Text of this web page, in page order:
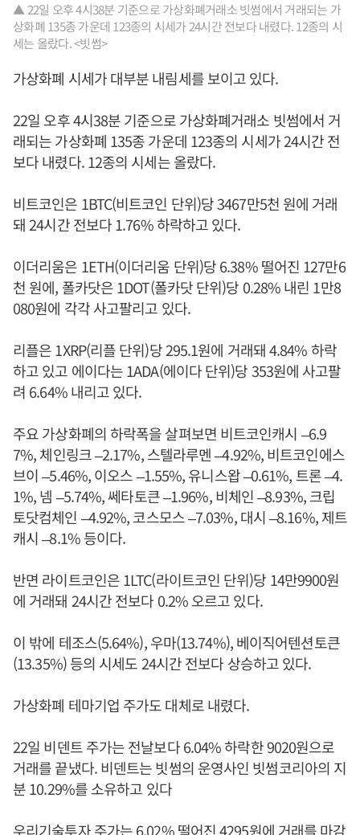
▲ 22일 오후 4시38분 기준으로 가상화폐거래소 빗썸에서 거래되는 가
상화폐 135종 가운데 123종의 시세가 24시간 전보다 내렸다. 12종의 시
세는 올랐다. <빗썸>
가상화폐 시세가 대부분 내림세를 보이고 있다.
22일 오후 4시38분 기준으로 가상화폐거래소 빗썸에서 거
래되는 가상화폐 135종 가운데 123종의 시세가 24시간 전
보다 내렸다. 12종의 시세는 올랐다.
비트코인은 1BTC(비트코인 단위)당 3467만5천 원에 거래
돼 24시간 전보다 1.76% 하락하고 있다.
이더리움은 1ETH(이더리움 단위)당 6.38% 떨어진 127만6
천 원에, 폴카닷은 1DOT(폴카닷 단위)당 0.28% 내린 1만8
080원에 각각 사고팔리고 있다.
리플은 1XRP(리플 단위)당 295.1원에 거래돼 4.84% 하락
하고 있고 에이다는 1ADA(에이다 단위)당 353원에 사고팔
려 6.64% 내리고 있다.
주요 가상화폐의 하락폭을 살펴보면 비트코인캐시 –6.9
7%, 체인링크 –2.17%, 스텔라루멘 –4.92%, 비트코인에스
브이 –5.46%, 이오스 –1.55%, 유니스왑 –0.61%, 트론 –4.
1%, 넴 –5.74%, 쎄타토큰 –1.96%, 비체인 –8.93%, 크립
토닷컴체인 –4.92%, 코스모스 –7.03%, 대시 –8.16%, 제트
캐시 –8.1% 등이다.
반면 라이트코인은 1LTC(라이트코인 단위)당 14만9900원
에 거래돼 24시간 전보다 0.2% 오르고 있다.
이 밖에 테조스(5.64%), 우마(13.74%), 베이직어텐션토큰
(13.35%) 등의 시세도 24시간 전보다 상승하고 있다.
가상화폐 테마기업 주가도 대체로 내렸다.
22일 비덴트 주가는 전날보다 6.04% 하락한 9020원으로
거래를 끝냈다. 비덴트는 빗썸의 운영사인 빗썸코리아의 지
분 10.29%를 소유하고 있다
우리기술투자 주가는 6.02% 떨어진 4295원에 거래를 마감